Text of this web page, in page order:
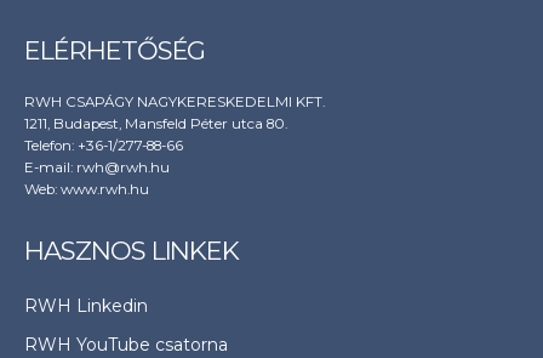
ELÉRHETŐSÉG
RWH CSAPÁGY NAGYKERESKEDELMI KFT.
1211, Budapest, Mansfeld Péter utca 80.
Telefon: +36-1/277-88-66
E-mail: rwh@rwh.hu
Web: www.rwh.hu
HASZNOS LINKEK
RWH Linkedin
RWH YouTube csatorna